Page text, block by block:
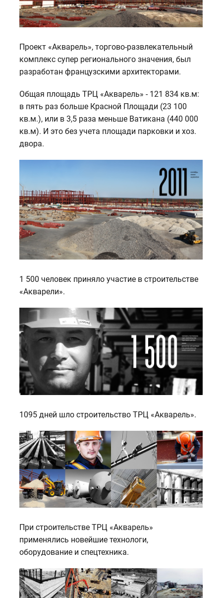
Проект «Акварель», торгово-развлекательный
комплекс супер регионального значения, был
разработан французскими архитекторами.
Общая площадь ТРЦ «Акварель» - 121 834 кв.м:
в пять раз больше Красной Площади (23 100
кв.м.), или в 3,5 раза меньше Ватикана (440 000
кв.м). И это без учета площади парковки и хоз.
двора.
1 500 человек приняло участие в строительстве
«Акварели».
1095 дней шло строительство ТРЦ «Акварель».
При строительстве ТРЦ «Акварель»
применялись новейшие технологи,
оборудование и спецтехника.